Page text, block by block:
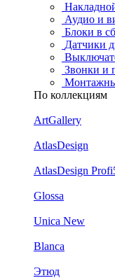
Аудио и
Блоки в
Датчики
Звонки и
По коллекциям
ArtGallery
AtlasDesign
AtlasDesign
Glossa
Unica New
Blanca
Этюд